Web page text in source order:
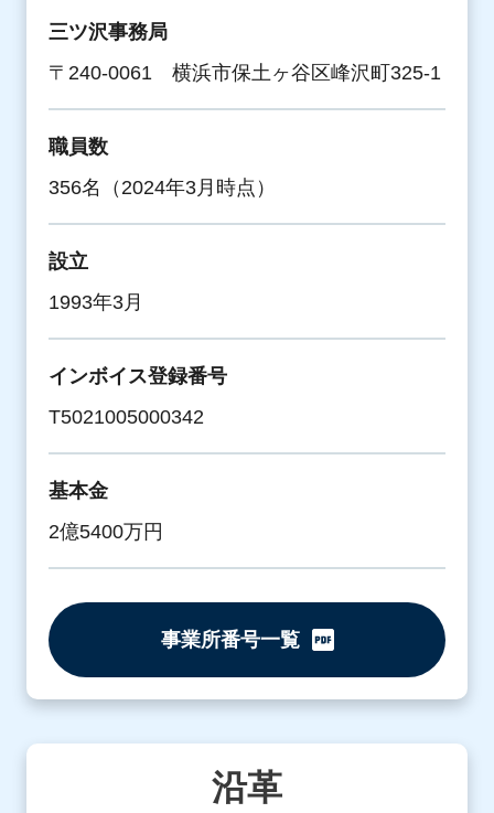
三ツ沢事務局
〒240-0061 横浜市保土ヶ谷区峰沢町325-1
職員数
356名（2024年3月時点）
設立
1993年3月
インボイス登録番号
T5021005000342
基本金
2億5400万円
事業所番号一覧
沿革